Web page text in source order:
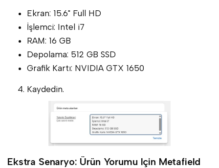
Ekran: 15.6" Full HD
İşlemci: Intel i7
RAM: 16 GB
Depolama: 512 GB SSD
Grafik Kartı: NVIDIA GTX 1650
Kaydedin.
Ekstra Senaryo: Ürün Yorumu Için Metafield